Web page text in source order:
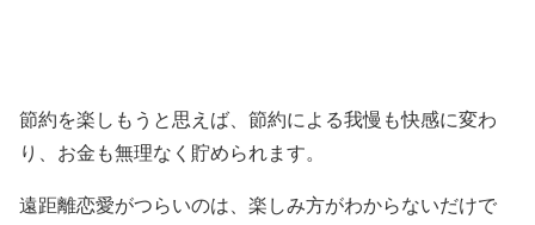
節約を楽しもうと思えば、節約による我慢も快感に変わ
り、お金も無理なく貯められます。
遠距離恋愛がつらいのは、楽しみ方がわからないだけで